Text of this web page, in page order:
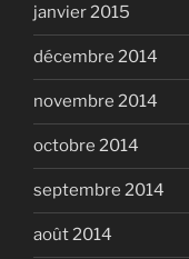
janvier 2015
décembre 2014
novembre 2014
octobre 2014
septembre 2014
août 2014